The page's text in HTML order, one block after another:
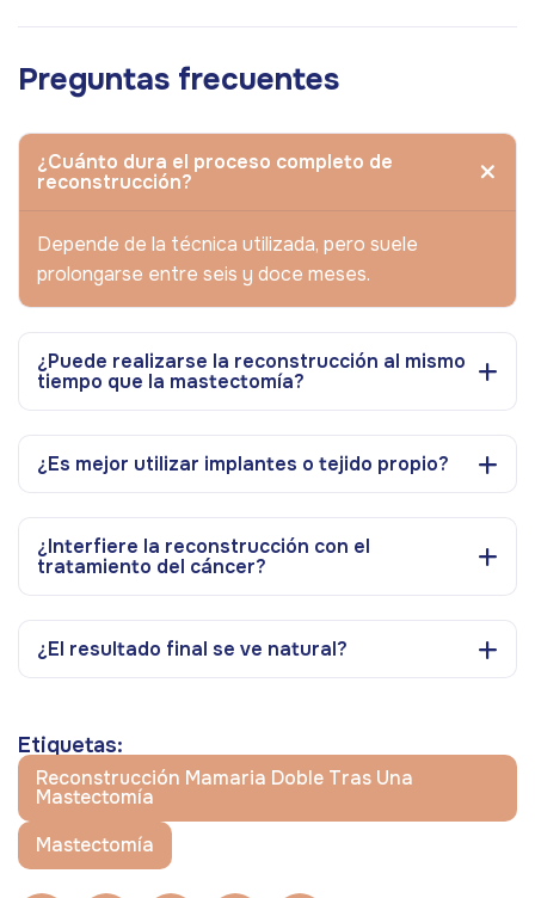
Preguntas frecuentes
¿Cuánto dura el proceso completo de
reconstrucción?
Depende de la técnica utilizada, pero suele
prolongarse entre seis y doce meses.
¿Puede realizarse la reconstrucción al mismo
tiempo que la mastectomía?
¿Es mejor utilizar implantes o tejido propio?
¿Interfiere la reconstrucción con el
tratamiento del cáncer?
¿El resultado final se ve natural?
Etiquetas:
Reconstrucción Mamaria Doble Tras Una
Mastectomía
Mastectomía